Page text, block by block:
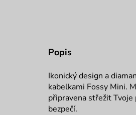
Popis
Ikonický design a
kabelkami Fossy Mini.
připravena střežit Tvoje
bezpečí.